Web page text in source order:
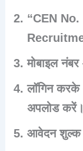
“CEN
मोबाइल
लॉगिन
अपलोड करें।
आवेदन शुल्क